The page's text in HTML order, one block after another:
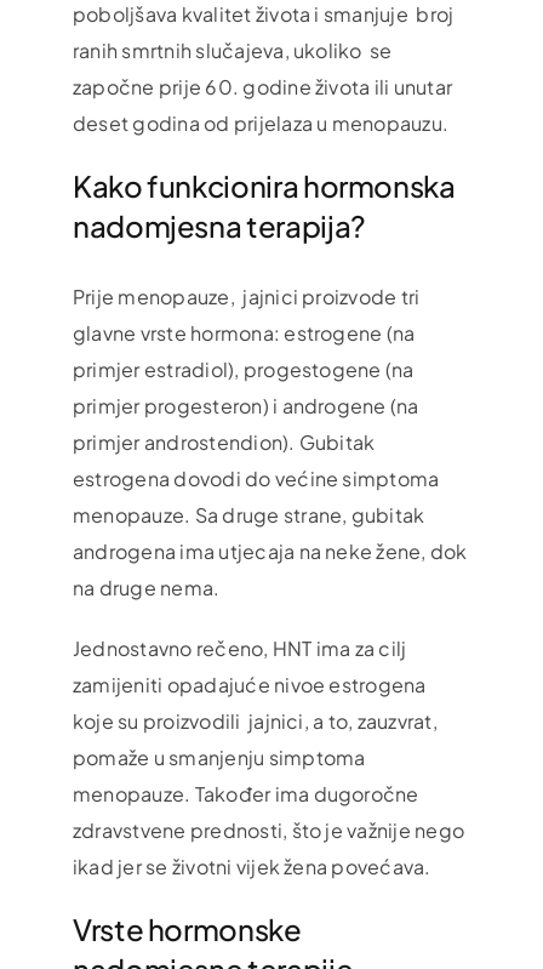
poboljšava kvalitet života i smanjuje broj
ranih smrtnih slučajeva, ukoliko se
započne prije 60. godine života ili unutar
deset godina od prijelaza u menopauzu.
Kako funkcionira hormonska
nadomjesna terapija?
Prije menopauze, jajnici proizvode tri
glavne vrste hormona: estrogene (na
primjer estradiol), progestogene (na
primjer progesteron) i androgene (na
primjer androstendion). Gubitak
estrogena dovodi do većine simptoma
menopauze. Sa druge strane, gubitak
androgena ima utjecaja na neke žene, dok
na druge nema.
Jednostavno rečeno, HNT ima za cilj
zamijeniti opadajuće nivoe estrogena
koje su proizvodili jajnici, a to, zauzvrat,
pomaže u smanjenju simptoma
menopauze. Također ima dugoročne
zdravstvene prednosti, što je važnije nego
ikad jer se životni vijek žena povećava.
Vrste hormonske